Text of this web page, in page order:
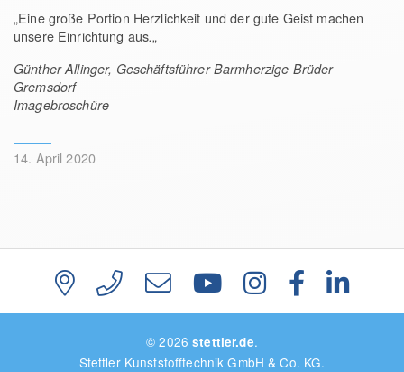
„Eine große Portion Herzlichkeit und der gute Geist machen
unsere Einrichtung aus.„
Günther Allinger, Geschäftsführer Barmherzige Brüder
Gremsdorf
Imagebroschüre
14. April 2020
© 2026stettler.de.
Stettler Kunststofftechnik GmbH & Co. KG.